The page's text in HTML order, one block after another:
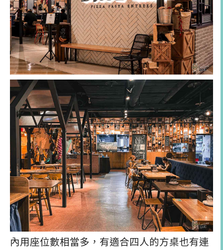
內用座位數相當多，有適合四人的方桌也有連